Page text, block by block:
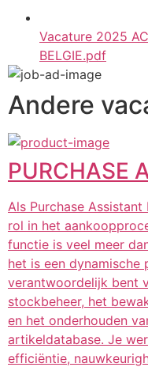
Vacature 2025
BELGIE.pdf
Andere
PURCHASE
Als Purchase
rol in het
functie is veel meer
het is een dynamische
verantwoordelijk bent
stockbeheer, het
en het onderhouden
artikeldatabase. Je
efficiëntie,